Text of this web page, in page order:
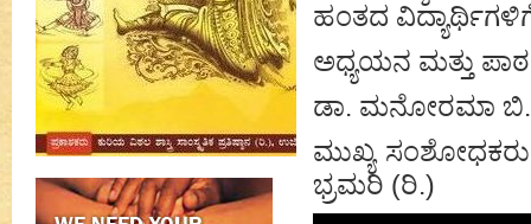
ಹಂತದ
ಅಧ್ಯಯನ ಮತ್ತು
ಡಾ. ಮನೋರಮಾ
ಮುಖ್ಯ
ಭ್ರಮರಿ (ರಿ.)